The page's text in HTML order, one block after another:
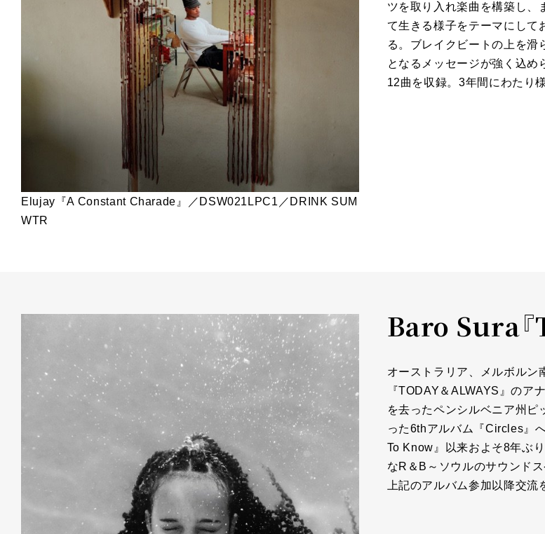
Elujay『A Constant Charade』／DSW021LPC1／DRINK SUM
WTR
ツを取り入れ楽曲を構築し、
て生きる様子をテーマにして
る。ブレイクビートの上を
となるメッセージが強く込
12曲を収録。3年間にわたり
Baro Sura『
オーストラリア、メルボルン
『TODAY＆ALWAYS』のア
を去ったペンシルベニア州
った6thアルバム『Circles』
To Know』以来およそ8年ぶ
なR＆B～ソウルのサウンド
上記のアルバム参加以降交